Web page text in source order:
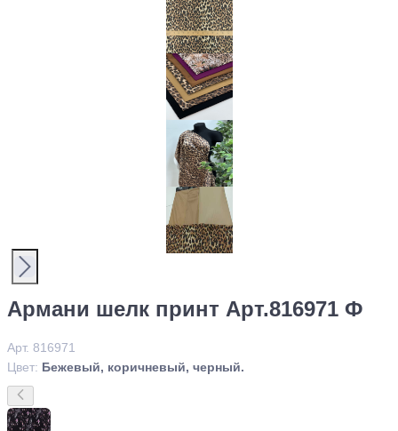
Армани шелк принт Арт.816971 Ф
Арт. 816971
Цвет: Бежевый, коричневый, черный.